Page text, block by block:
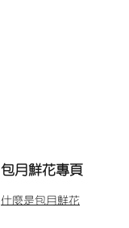
包月鮮花專頁
什麼是包月鮮花